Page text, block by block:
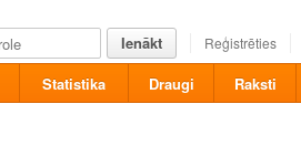
Ienākt Reģistrēties
Statistika Draugi Raksti